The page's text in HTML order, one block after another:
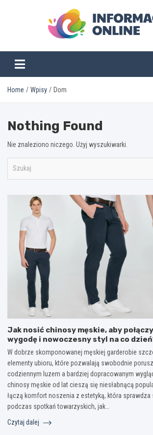
Home Wpisy Dom
Nothing Found
Nie znaleziono niczego. Użyj wyszukiwarki.
Jak nosić chinosy męskie, aby
wygodę i nowoczesny styl na co
W dobrze skomponowanej męskiej garderobie
elementy ubioru, które pozwalają swobodnie
codziennym luzem a bardziej dopracowanym
chinosy męskie od lat cieszą się niesłabnącą
łączą komfort noszenia z estetyką, która sprawdza
podczas spotkań towarzyskich, jak…
Czytaj dalej